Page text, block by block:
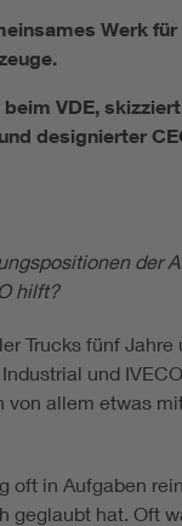
Werk
VDE,
designierter
der
hilft?
Trucks fünf
und
von allem etwas
oft in Aufgaben
geglaubt hat. Oft